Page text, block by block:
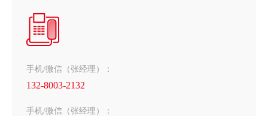
手机/微信（张经理）：
132-8003-2132
手机/微信（张经理）：